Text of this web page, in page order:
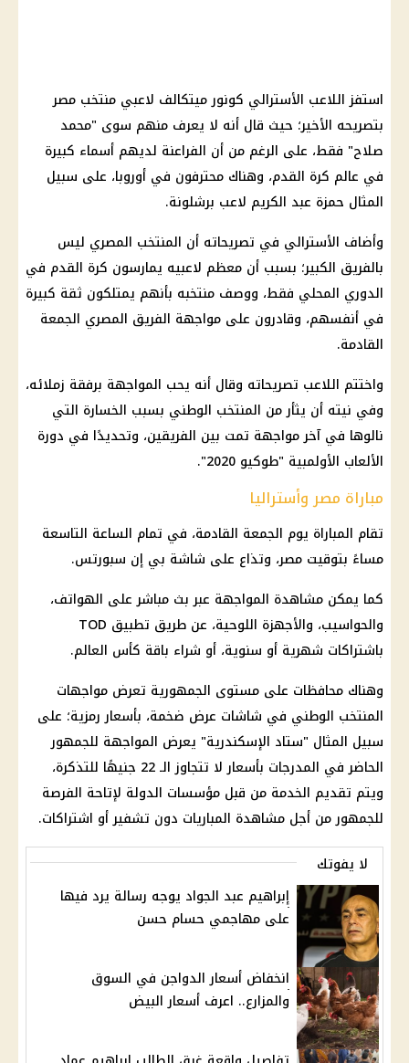
استفز اللاعب الأسترالي كونور ميتكالف لاعبي منتخب مصر
بتصريحه الأخير؛ حيث قال أنه لا يعرف منهم سوى "محمد
صلاح" فقط، على الرغم من أن الفراعنة لديهم أسماء كبيرة
في عالم كرة القدم، وهناك محترفون في أوروبا، على سبيل
المثال حمزة عبد الكريم لاعب برشلونة.
وأضاف الأسترالي في تصريحاته أن المنتخب المصري ليس
بالفريق الكبير؛ بسبب أن معظم لاعبيه يمارسون كرة القدم في
الدوري المحلي فقط، ووصف منتخبه بأنهم يمتلكون ثقة كبيرة
في أنفسهم، وقادرون على مواجهة الفريق المصري الجمعة
القادمة.
واختتم اللاعب تصريحاته وقال أنه يحب المواجهة برفقة زملائه،
وفي نيته أن يثأر من المنتخب الوطني بسبب الخسارة التي
نالوها في آخر مواجهة تمت بين الفريقين، وتحديدًا في دورة
الألعاب الأولمبية "طوكيو 2020".
مباراة مصر وأستراليا
تقام المباراة يوم الجمعة القادمة، في تمام الساعة التاسعة
مساءً بتوقيت مصر، وتذاع على شاشة بي إن سبورتس.
كما يمكن مشاهدة المواجهة عبر بث مباشر على الهواتف،
والحواسيب، والأجهزة اللوحية، عن طريق تطبيق TOD
باشتراكات شهرية أو سنوية، أو شراء باقة كأس العالم.
وهناك محافظات على مستوى الجمهورية تعرض مواجهات
المنتخب الوطني في شاشات عرض ضخمة، بأسعار رمزية؛ على
سبيل المثال "ستاد الإسكندرية" يعرض المواجهة للجمهور
الحاضر في المدرجات بأسعار لا تتجاوز الـ 22 جنيهًا للتذكرة،
ويتم تقديم الخدمة من قبل مؤسسات الدولة لإتاحة الفرصة
للجمهور من أجل مشاهدة المباريات دون تشفير أو اشتراكات.
لا يفوتك
إبراهيم عبد الجواد يوجه رسالة يرد فيها
على مهاجمي حسام حسن
انخفاض أسعار الدواجن في السوق
والمزارع.. اعرف أسعار البيض